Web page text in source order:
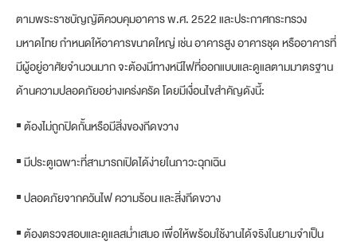
ตามพระราชบัญญัติควบคุมอาคาร พ.ศ. 2522 และประกาศกระทรวง
มหาดไทย กำหนดให้อาคารขนาดใหญ่ เช่น อาคารสูง อาคารชุด หรืออาคารที่
มีผู้อยู่อาศัยจำนวนมาก จะต้องมีทางหนีไฟที่ออกแบบและดูแลตามมาตรฐาน
ด้านความปลอดภัยอย่างเคร่งครัด โดยมีเงื่อนไขสำคัญดังนี้:
▪ ต้องไม่ถูกปิดกั้นหรือมีสิ่งของกีดขวาง
▪ มีประตูเฉพาะที่สามารถเปิดได้ง่ายในภาวะฉุกเฉิน
▪ ปลอดภัยจากควันไฟ ความร้อน และสิ่งกีดขวาง
▪ ต้องตรวจสอบและดูแลสม่ำเสมอ เพื่อให้พร้อมใช้งานได้จริงในยามจำเป็น